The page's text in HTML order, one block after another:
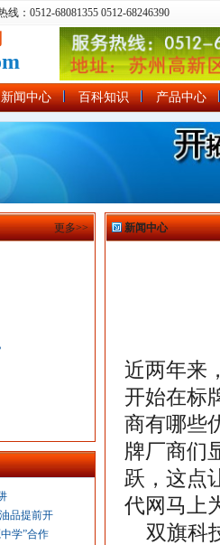
线：0512-68081355 0512-68246390
新闻中心 百科知识 产品中心
更多>>
品提前开
学”合作
新闻中心
近两年来
开始在标
商有哪些
牌厂商们
跃，这点
代网马上
双旗科